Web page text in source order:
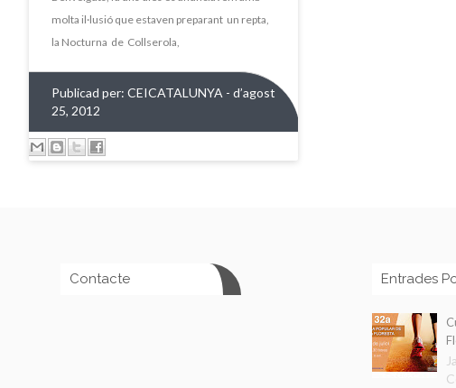
molta il·lusió que estaven preparant un repta,
la Nocturna de Collserola,
Publicad per: CEICATALUNYA - d’agost
25, 2012
Contacte Entrades